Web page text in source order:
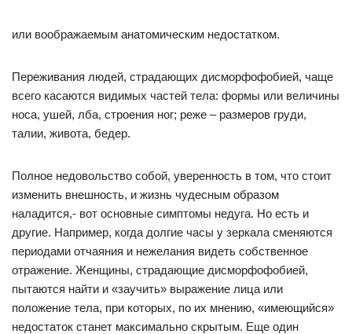
или воображаемым анатомическим недостатком.
Переживания людей, страдающих дисморфофобией, чаще
всего касаются видимых частей тела: формы или величины
носа, ушей, лба, строения ног; реже – размеров груди,
талии, живота, бедер.
Полное недовольство собой, уверенность в том, что стоит
изменить внешность, и жизнь чудесным образом
наладится,- вот основные симптомы недуга. Но есть и
другие. Например, когда долгие часы у зеркала сменяются
периодами отчаяния и нежелания видеть собственное
отражение. Женщины, страдающие дисморфофобией,
пытаются найти и «заучить» выражение лица или
положение тела, при которых, по их мнению, «имеющийся»
недостаток станет максимально скрытым. Еще один